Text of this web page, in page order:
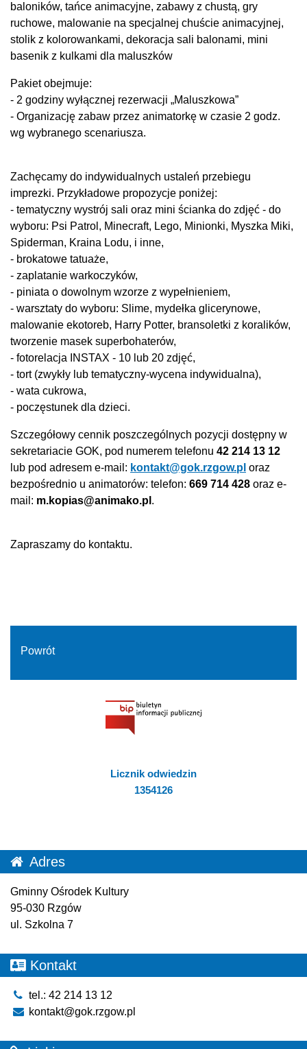
baloników, tańce animacyjne, zabawy z chustą, gry
ruchowe, malowanie na specjalnej chuście animacyjnej,
stolik z kolorowankami, dekoracja sali balonami, mini
basenik z kulkami dla maluszków
Pakiet obejmuje:
- 2 godziny wyłącznej rezerwacji „Maluszkowa”
- Organizację zabaw przez animatorkę w czasie 2 godz.
wg wybranego scenariusza.
Zachęcamy do indywidualnych ustaleń przebiegu
imprezki. Przykładowe propozycje poniżej:
- tematyczny wystrój sali oraz mini ścianka do zdjęć - do
wyboru: Psi Patrol, Minecraft, Lego, Minionki, Myszka Miki,
Spiderman, Kraina Lodu, i inne,
- brokatowe tatuaże,
- zaplatanie warkoczyków,
- piniata o dowolnym wzorze z wypełnieniem,
- warsztaty do wyboru: Slime, mydełka glicerynowe,
malowanie ekotoreb, Harry Potter, bransoletki z koralików,
tworzenie masek superbohaterów,
- fotorelacja INSTAX - 10 lub 20 zdjęć,
- tort (zwykły lub tematyczny-wycena indywidualna),
- wata cukrowa,
- poczęstunek dla dzieci.
Szczegółowy cennik poszczególnych pozycji dostępny w
sekretariacie GOK, pod numerem telefonu 42 214 13 12
lub pod adresem e-mail: kontakt@gok.rzgow.pl oraz
bezpośrednio u animatorów: telefon: 669 714 428 oraz e-
mail: m.kopias@animako.pl .
Zapraszamy do kontaktu.
Powrót
Licznik odwiedzin
1354126
Adres
Gminny Ośrodek Kultury
95-030 Rzgów
ul. Szkolna 7
Kontakt
tel.: 42 214 13 12
kontakt@gok.rzgow.pl